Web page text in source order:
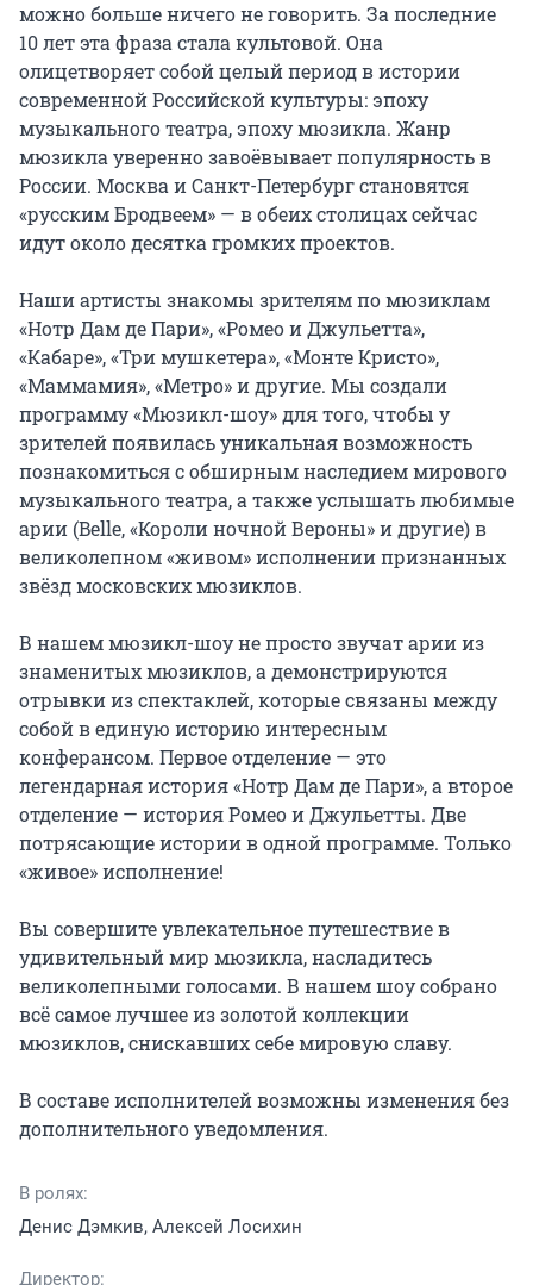
можно больше ничего не говорить. За последние
10 лет эта фраза стала культовой. Она
олицетворяет собой целый период в истории
современной Российской культуры: эпоху
музыкального театра, эпоху мюзикла. Жанр
мюзикла уверенно завоёвывает популярность в
России. Москва и Санкт-Петербург становятся
«русским Бродвеем» — в обеих столицах сейчас
идут около десятка громких проектов.
Наши артисты знакомы зрителям по мюзиклам
«Нотр Дам де Пари», «Ромео и Джульетта»,
«Кабаре», «Три мушкетера», «Монте Кристо»,
«Маммамия», «Метро» и другие. Мы создали
программу «Мюзикл-шоу» для того, чтобы у
зрителей появилась уникальная возможность
познакомиться с обширным наследием мирового
музыкального театра, а также услышать любимые
арии (Belle, «Короли ночной Вероны» и другие) в
великолепном «живом» исполнении признанных
звёзд московских мюзиклов.
В нашем мюзикл-шоу не просто звучат арии из
знаменитых мюзиклов, а демонстрируются
отрывки из спектаклей, которые связаны между
собой в единую историю интересным
конферансом. Первое отделение — это
легендарная история «Нотр Дам де Пари», а второе
отделение — история Ромео и Джульетты. Две
потрясающие истории в одной программе. Только
«живое» исполнение!
Вы совершите увлекательное путешествие в
удивительный мир мюзикла, насладитесь
великолепными голосами. В нашем шоу собрано
всё самое лучшее из золотой коллекции
мюзиклов, снискавших себе мировую славу.
В составе исполнителей возможны изменения без
дополнительного уведомления.
В ролях:
Денис Дэмкив, Алексей Лосихин
Директор: